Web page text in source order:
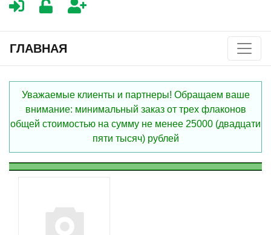
ГЛАВНАЯ
Уважаемые клиенты и партнеры! Обращаем ваше
внимание: минимальный заказ от трех флаконов
общей стоимостью на сумму не менее 25000 (двадцати
пяти тысяч) рублей